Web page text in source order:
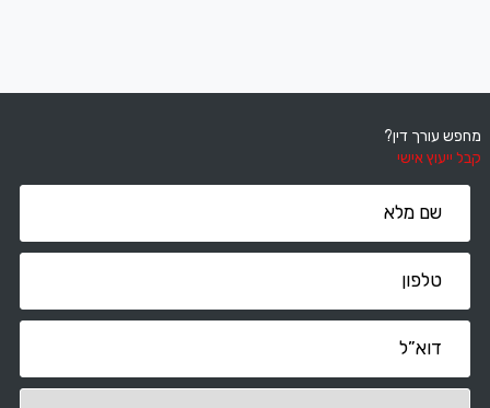
מחפש עורך דין?
קבל ייעוץ אישי